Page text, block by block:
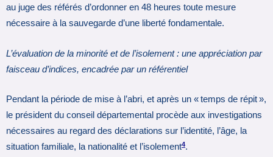
au juge des référés d’ordonner en 48 heures toute mesure
nécessaire à la sauvegarde d’une liberté fondamentale.
L’évaluation de la minorité et de l’isolement : une appréciation par
faisceau d’indices, encadrée par un référentiel
Pendant la période de mise à l’abri, et après un « temps de répit »,
le président du conseil départemental procède aux investigations
nécessaires au regard des déclarations sur l’identité, l’âge, la
situation familiale, la nationalité et l’isolement4.